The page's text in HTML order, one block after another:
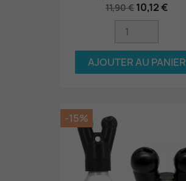
11,90 € 10,12 €
AJOUTER AU PANIER
-15%